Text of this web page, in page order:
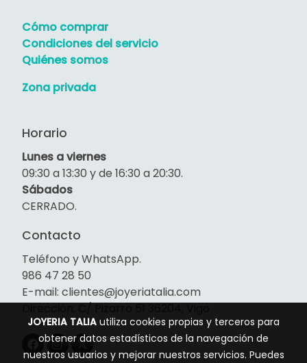
Cómo comprar
Condiciones del servicio
Quiénes somos
Zona privada
Horario
Lunes a viernes
09:30 a 13:30 y de 16:30 a 20:30.
Sábados
CERRADO.
Contacto
Teléfono y WhatsApp.
986 47 28 50
E-mail: clientes@joyeriatalia.com
JOYERIA TALIA utiliza cookies propias y terceros para
obtener datos estadísticos de la navegación de
nuestros usuarios y mejorar nuestros servicios. Puedes